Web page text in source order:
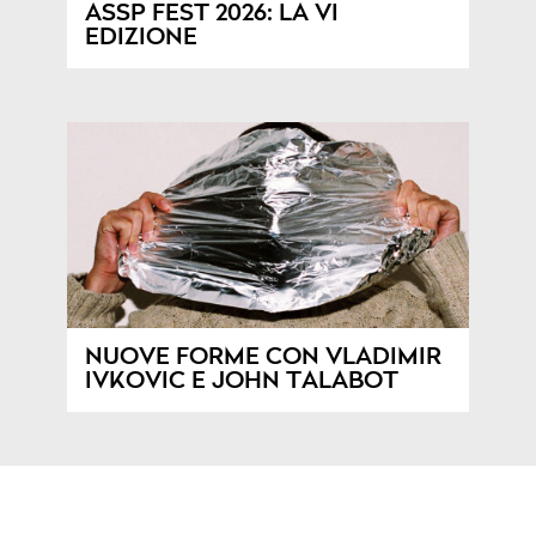
ASSP FEST 2026: LA VI
EDIZIONE
NUOVE FORME CON VLADIMIR
IVKOVIC E JOHN TALABOT